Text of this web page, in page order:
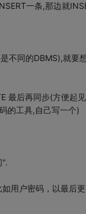
一条,那边就
不同的DBMS),就要
最后再同步(方便起
的工具,自己写一个)
".
用户密码，以最后